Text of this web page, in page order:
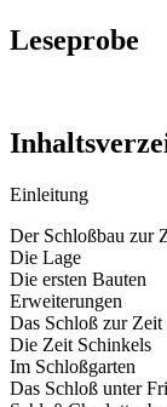
Leseprobe
Einleitung
Der Schloßbau zur
Die Lage
Die ersten Bauten
Erweiterungen
Das Schloß zur
Die Zeit Schinkels
Im Schloßgarten
Das Schloß unter